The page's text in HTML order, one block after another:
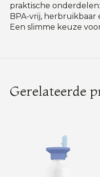
praktische
BPA-vrij, herbruikbaar
Een slimme keuze
Gerelateerde